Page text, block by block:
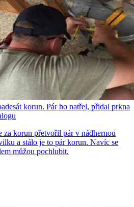
korun. Pár ho natřel, přidal prkna
za korun přetvořil pár v nádhernou
a stálo je to pár korun. Navíc se
můžou pochlubit.